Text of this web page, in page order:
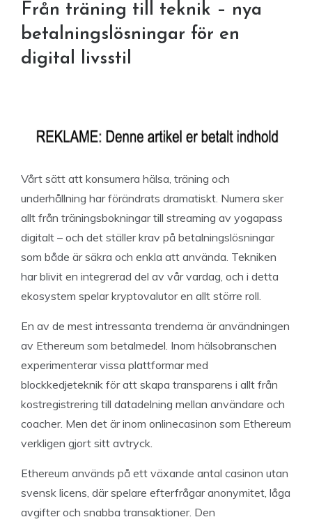
Från träning till teknik – nya
betalningslösningar för en
digital livsstil
Vårt sätt att konsumera hälsa, träning och
underhållning har förändrats dramatiskt. Numera sker
allt från träningsbokningar till streaming av yogapass
digitalt – och det ställer krav på betalningslösningar
som både är säkra och enkla att använda. Tekniken
har blivit en integrerad del av vår vardag, och i detta
ekosystem spelar kryptovalutor en allt större roll.
En av de mest intressanta trenderna är användningen
av Ethereum som betalmedel. Inom hälsobranschen
experimenterar vissa plattformar med
blockkedjeteknik för att skapa transparens i allt från
kostregistrering till datadelning mellan användare och
coacher. Men det är inom onlinecasinon som Ethereum
verkligen gjort sitt avtryck.
Ethereum används på ett växande antal casinon utan
svensk licens, där spelare efterfrågar anonymitet, låga
avgifter och snabba transaktioner. Den